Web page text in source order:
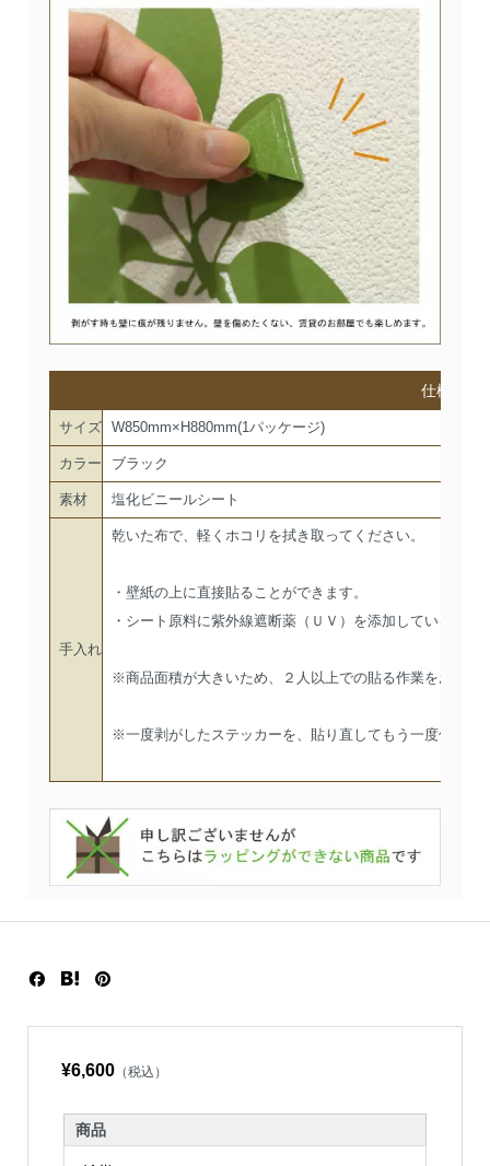
仕様
サイズ W850mm×H880mm(1パッケージ)
カラー ブラック
素材 塩化ビニールシート
手入れ
乾いた布で、軽くホコリを拭き取ってください。
・壁紙の上に直接貼ることができます。
・シート原料に紫外線遮断薬（ＵＶ）を添加しているの
※商品面積が大きいため、２人以上での貼る作業をお勧め
※一度剥がしたステッカーを、貼り直してもう一度使用す
¥6,600（税込）
商品